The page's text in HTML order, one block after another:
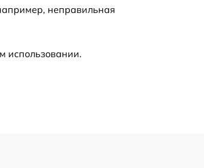
750 р
неправильная
использовании.